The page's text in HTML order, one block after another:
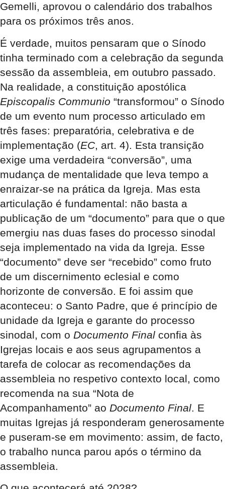
Gemelli, aprovou o calendário dos trabalhos
para os próximos três anos.
É verdade, muitos pensaram que o Sínodo
tinha terminado com a celebração da segunda
sessão da assembleia, em outubro passado.
Na realidade, a constituição apostólica
Episcopalis Communio “transformou” o Sínodo
de um evento num processo articulado em
três fases: preparatória, celebrativa e de
implementação (EC , art. 4). Esta transição
exige uma verdadeira “conversão”, uma
mudança de mentalidade que leva tempo a
enraizar-se na prática da Igreja. Mas esta
articulação é fundamental: não basta a
publicação de um “documento” para que o que
emergiu nas duas fases do processo sinodal
seja implementado na vida da Igreja. Esse
“documento” deve ser “recebido” como fruto
de um discernimento eclesial e como
horizonte de conversão. E foi assim que
aconteceu: o Santo Padre, que é princípio de
unidade da Igreja e garante do processo
sinodal, com o Documento Final confia às
Igrejas locais e aos seus agrupamentos a
tarefa de colocar as recomendações da
assembleia no respetivo contexto local, como
recomenda na sua “Nota de
Acompanhamento” ao Documento Final . E
muitas Igrejas já responderam generosamente
e puseram-se em movimento: assim, de facto,
o trabalho nunca parou após o término da
assembleia.